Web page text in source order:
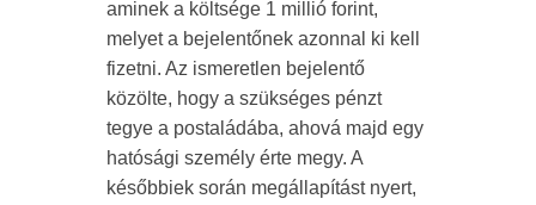
aminek a költsége 1 millió forint,
melyet a bejelentőnek azonnal ki kell
fizetni. Az ismeretlen bejelentő
közölte, hogy a szükséges pénzt
tegye a postaládába, ahová majd egy
hatósági személy érte megy. A
későbbiek során megállapítást nyert,